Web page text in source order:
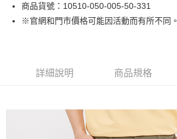
商品貨號：10510-050-005-50-331
※官網和門市價格可能因活動而有所不同。
詳細說明 商品規格